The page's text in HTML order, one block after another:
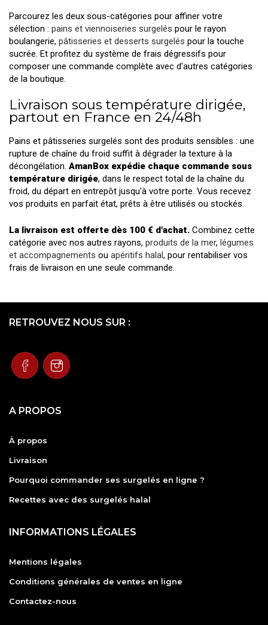
Parcourez les deux sous-catégories pour affiner votre
sélection : pains et viennoiseries surgelés pour le rayon
boulangerie, pâtisseries et desserts surgelés pour la touche
sucrée. Et profitez du système de frais dégressifs pour
composer une commande complète avec d'autres catégories
de la boutique.
Livraison sous température dirigée,
partout en France en 24/48h
Pains et pâtisseries surgelés sont des produits sensibles : une
rupture de chaîne du froid suffit à dégrader la texture à la
décongélation. AmanBox expédie chaque commande sous
température dirigée, dans le respect total de la chaîne du
froid, du départ en entrepôt jusqu'à votre porte. Vous recevez
vos produits en parfait état, prêts à être utilisés ou stockés.
La livraison est offerte dès 100 € d'achat. Combinez cette
catégorie avec nos autres rayons, produits de la mer, légumes
et accompagnements ou apéritifs halal, pour rentabiliser vos
frais de livraison en une seule commande.
RETROUVEZ NOUS SUR :
A PROPOS
À propos
Livraison
Pourquoi commander ses surgelés en ligne ?
Recettes avec des surgelés halal
INFORMATIONS LÉGALES
Mentions légales
Conditions générales de ventes en ligne
Contactez-nous